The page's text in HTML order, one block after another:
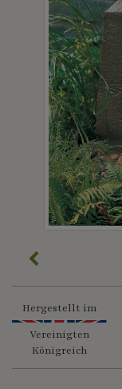
Hergestellt im
Vereinigten
Königreich